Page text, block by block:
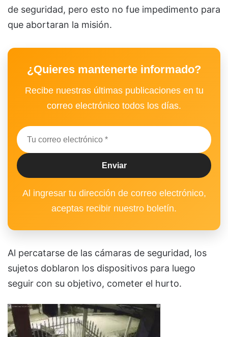
de seguridad, pero esto no fue impedimento para
que abortaran la misión.
¿Quieres mantenerte informado?
Recibe nuestras últimas publicaciones en tu
correo electrónico todos los días.
Al ingresar tu dirección de correo electrónico,
aceptas recibir nuestro boletín.
Al percatarse de las cámaras de seguridad, los
sujetos doblaron los dispositivos para luego
seguir con su objetivo, cometer el hurto.